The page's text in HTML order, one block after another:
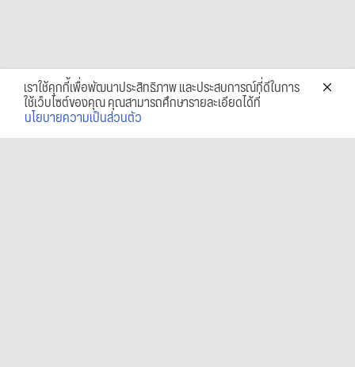
เราใช้คุกกี้เพื่อพัฒนาประสิทธิภาพ และประสบการณ์ที่ดีในการ
ใช้เว็บไซต์ของคุณ คุณสามารถศึกษารายละเอียดได้ที่
นโยบายความเป็นส่วนตัว